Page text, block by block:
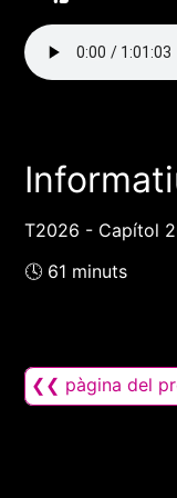
T2026 - Capítol
🕓 61 minuts
❮❮ pàgina del